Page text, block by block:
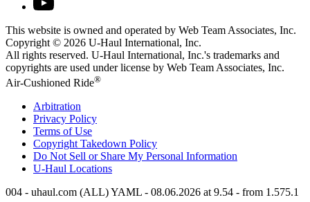
This website is owned and operated by Web Team Associates, Inc.
Copyright © 2026 U-Haul International, Inc.
All rights reserved. U-Haul International, Inc.'s trademarks and
copyrights are used under license by Web Team Associates, Inc.
Air-Cushioned Ride®
Arbitration
Privacy Policy
Terms of Use
Copyright Takedown Policy
Do Not Sell or Share My Personal Information
U-Haul Locations
004 - uhaul.com (ALL) YAML - 08.06.2026 at 9.54 - from 1.575.1